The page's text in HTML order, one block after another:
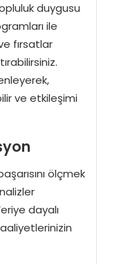
duygusu
ile
fırsatlar
ve etkileşimi
ölçmek
dayalı